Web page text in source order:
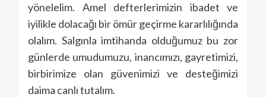
yönelelim. Amel defterlerimizin ibadet ve
iyilikle dolacağı bir ömür geçirme kararlılığında
olalım. Salgınla imtihanda olduğumuz bu zor
günlerde umudumuzu, inancımızı, gayretimizi,
birbirimize olan güvenimizi ve desteğimizi
daima canlı tutalım.